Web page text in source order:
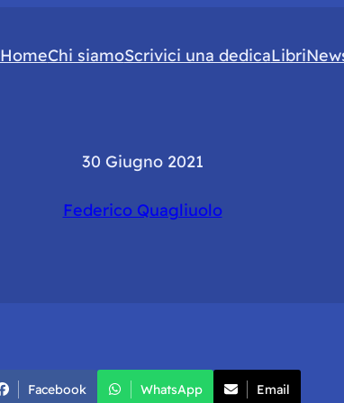
HomeChi siamoScrivici una dedicaLibri
30 Giugno 2021
Federico Quagliuolo
Facebook WhatsApp Email